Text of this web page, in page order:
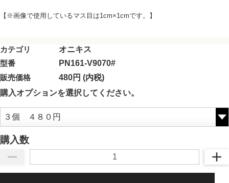
【※画像で使用しているマス目は1cm×1cmです。】
カテゴリ
オニキス
型番
PN161-V9070#
販売価格
480円 (内税)
購入オプションを選択してください。
購入数